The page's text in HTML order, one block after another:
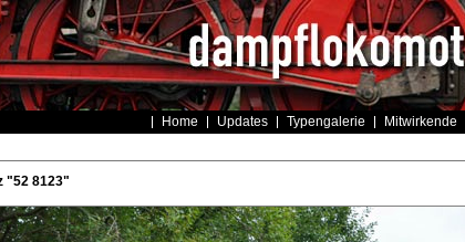
Home Updates Typengalerie Mitwirkende
"52 8123"